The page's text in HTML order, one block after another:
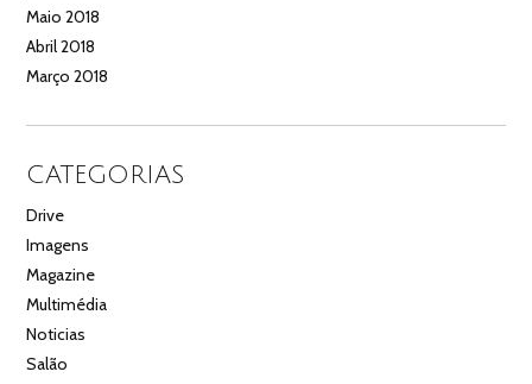
Maio 2018
Abril 2018
Março 2018
CATEGORIAS
Drive
Imagens
Magazine
Multimédia
Noticias
Salão